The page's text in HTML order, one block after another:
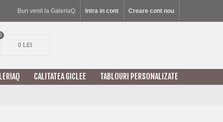
Bun venit la GaleriaQ Intra in cont Creare cont nou
0 LEI
CALITATEA GICLEE TABLOURI PERSONALIZATE